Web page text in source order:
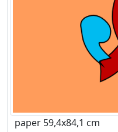
paper 59,4x84,1 cm